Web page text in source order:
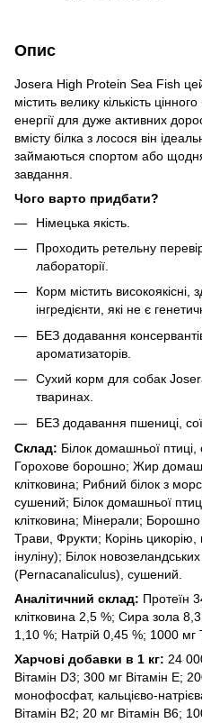
Опис
Josera High Protein Sea Fish
містить велику кількість
енергії для дуже активних
вмісту білка з лосося він
займаються спортом або щодня
завдання.
Чого варто придбати?
Німецька якість.
Проходить ретельну
лабораторії.
Корм містить високоякісні,
інгредієнти, які не є
БЕЗ додавання
ароматизаторів.
Сухий корм для собак
тваринах.
БЕЗ додавання пшениці,
Склад: Білок домашньої
Горохове борошно; Жир
клітковина; Рибний білок з
сушений; Білок домашньої
клітковина; Мінерали; Борошно
Трави, Фрукти; Корінь
інуліну); Білок
(Pernacanaliculus), сушений.
Аналітичний склад: Протеїн
клітковина 2,5 %; Сира зола
1,10 %; Натрій 0,45 %; 1000 мг
Харчові добавки в 1 кг: 24
Вітамін D3; 300 мг Вітамін E;
монофосфат, кальцієво-
Вітамін B2; 20 мг Вітамін B6;